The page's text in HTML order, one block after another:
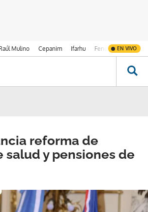
Mulino Cepanim Ifarhu Fenómeno de El
EN VIVO
reforma de
salud y pensiones de